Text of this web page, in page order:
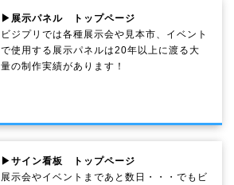
▶展示パネル トップページ
ビジプリでは各種展示会や見本市、イベント
で使用する展示パネルは20年以上に渡る大
量の制作実績があります！
▶サイン看板 トップページ
展示会やイベントまであと数日・・・でもビ